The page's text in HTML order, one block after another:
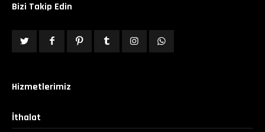
Bizi Takip Edin
Hizmetlerimiz
İthalat